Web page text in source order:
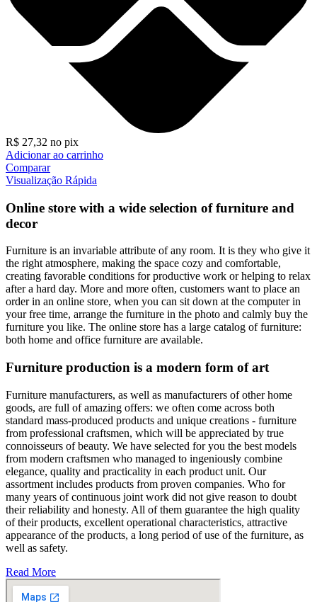
R$ 27,32 no pix
Adicionar ao carrinho
Comparar
Visualização Rápida
Online store with a wide selection of furniture and
decor
Furniture is an invariable attribute of any room. It is they who give it
the right atmosphere, making the space cozy and comfortable,
creating favorable conditions for productive work or helping to relax
after a hard day. More and more often, customers want to place an
order in an online store, when you can sit down at the computer in
your free time, arrange the furniture in the photo and calmly buy the
furniture you like. The online store has a large catalog of furniture:
both home and office furniture are available.
Furniture production is a modern form of art
Furniture manufacturers, as well as manufacturers of other home
goods, are full of amazing offers: we often come across both
standard mass-produced products and unique creations - furniture
from professional craftsmen, which will be appreciated by true
connoisseurs of beauty. We have selected for you the best models
from modern craftsmen who managed to ingeniously combine
elegance, quality and practicality in each product unit. Our
assortment includes products from proven companies. Who for
many years of continuous joint work did not give reason to doubt
their reliability and honesty. All of them guarantee the high quality
of their products, excellent operational characteristics, attractive
appearance of the products, a long period of use of the furniture, as
well as safety.
Read More